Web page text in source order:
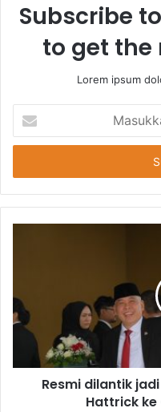
Subscribe
to get the
Lorem ipsum
Email
Anda
Resmi dilantik
Hattrick ke